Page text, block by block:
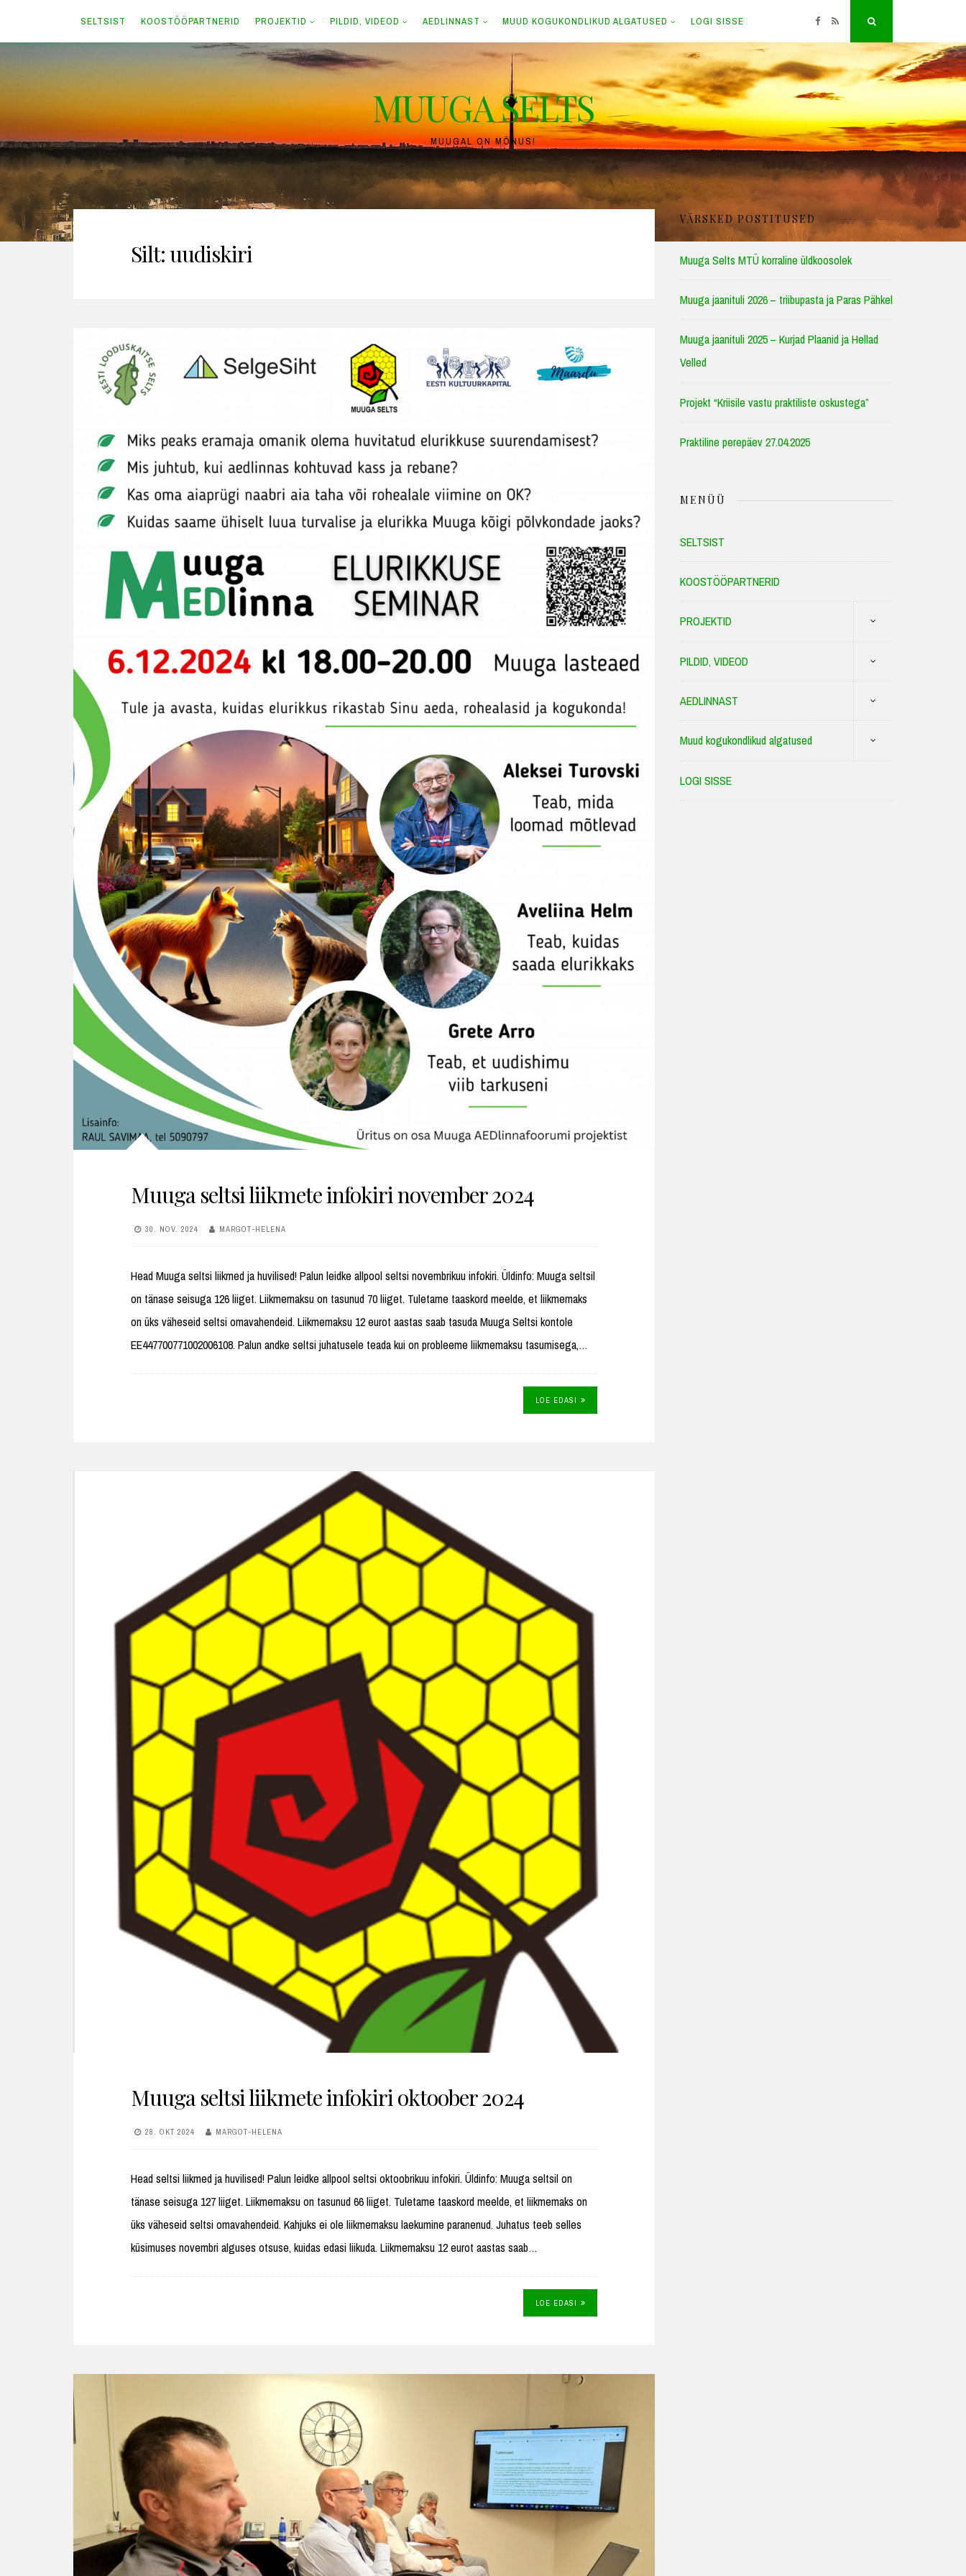
Skip
content
SELTSIST KOOSTÖÖPARTNERID PROJEKTID PILDID, VIDEOD AEDLINNAST MUUD KOGUKONDLIKUD ALGATUSED LOGI SISSE Facebook
RSS
MUUGA SELTS
MUUGAL ON MÕNUS!
Silt:uudiskiri
Muuga seltsi liikmete infokiri november 2024
30. NOV. 2024 MARGOT-HELENA
Head Muuga seltsi liikmed ja huvilised! Palun leidke allpool seltsi novembrikuu infokiri. Üldinfo: Muuga seltsil
on tänase seisuga 126 liiget. Liikmemaksu on tasunud 70 liiget. Tuletame taaskord meelde, et liikmemaks
on üks väheseid seltsi omavahendeid. Liikmemaksu 12 eurot aastas saab tasuda Muuga Seltsi kontole
EE447700771002006108. Palun andke seltsi juhatusele teada kui on probleeme liikmemaksu tasumisega,…
LOE EDASI
Muuga seltsi liikmete infokiri oktoober 2024
28. OKT 2024 MARGOT-HELENA
Head seltsi liikmed ja huvilised! Palun leidke allpool seltsi oktoobrikuu infokiri. Üldinfo: Muuga seltsil on
tänase seisuga 127 liiget. Liikmemaksu on tasunud 66 liiget. Tuletame taaskord meelde, et liikmemaks on
üks väheseid seltsi omavahendeid. Kahjuks ei ole liikmemaksu laekumine paranenud. Juhatus teeb selles
küsimuses novembri alguses otsuse, kuidas edasi liikuda. Liikmemaksu 12 eurot aastas saab…
LOE EDASI
VÄRSKED POSTITUSED
Muuga Selts MTÜ korraline üldkoosolek
Muuga jaanituli 2026 – triibupasta ja Paras Pähkel
Muuga jaanituli 2025 – Kurjad Plaanid ja Hellad
Velled
Projekt “Kriisile vastu praktiliste oskustega”
Praktiline perepäev 27.04.2025
MENÜÜ
SELTSIST
KOOSTÖÖPARTNERID
PROJEKTID
PILDID, VIDEOD
AEDLINNAST
Muud kogukondlikud algatused
LOGI SISSE